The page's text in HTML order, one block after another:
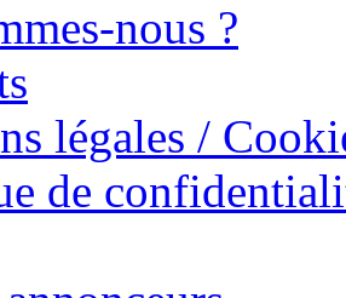
nous ?
légales /
de